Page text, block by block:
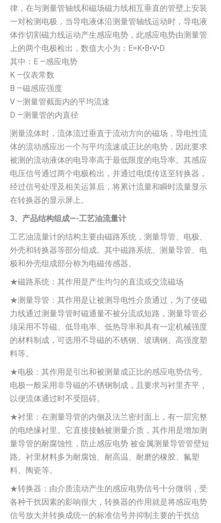
律，在与测量管轴线和磁场磁力线相互垂直的管壁上安装
一对检测电极，当导电液体沿测量管轴线运动时，导电液
体作切割磁力线运动产生感应电势，此感应电势由测量管
上的两个电极检出，数值大小为：E=K•B•V•D
其中：E —感应电势
K —仪表常数
B —磁感应强度
V —测量管截面内的平均流速
D —测量管的内直径
测量流体时，流体流过垂直于流动方向的磁场，导电性流
体的流动感应出一个与平均流速成正比的电势，因此要求
被测的流动液体的电导率高于最低限度的电导率。其感应
电压信号通过两个电极检出，并通过电缆传送至转换器，
经过信号处理及相关运算后，将累计流量和瞬时流量显示
在转换器的显示屏上。
3、产品结构组成—-工艺油流量计
工艺油流量计的结构主要由磁路系统，测量导管、电极、
外壳和转换器等部分组成。其中磁路系统、测量导管、电
极和外壳组成部分称为电磁传感器。
★磁路系统：其作用是产生均匀的直流或交流磁场
★测量导管：其作用是让被测导电性介质通过，为了使磁
力线通过测量导管时磁通量不被分流或短路，测量导管必
须采用不导磁、低导电率、低热导率和具有一定机械强度
的材料制成，可选用不导磁的不锈钢、玻璃钢、高强度塑
料等。
★电极：其作用是引出和被测量成正比的感应电势信号。
电极一般采用非导磁的不锈钢制成，且要求与衬里齐平，
以便流体通过时不受阻碍。
★衬里：在测量导管的内侧及法兰密封面上，有一层完整
的电绝缘衬里。它直接接触被测量介质，其作用是增加测
量导管的耐腐蚀性，防止感应电势 被金属测量导管管壁短
路。衬里材料多为耐腐蚀、耐高温、耐磨的橡胶、氟塑
料、陶瓷等。
★转换器：由介质流动产生的感应电势信号十分微弱，受
各种干扰因素的影响很大，转换器的作用就是将感应电势
信号放大并转换成统一的标准信号并抑制主要的干扰信